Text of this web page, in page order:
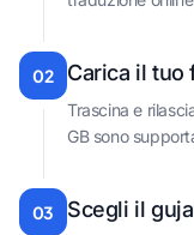
02 Carica il tuo
Trascina e
GB sono
03 Scegli il